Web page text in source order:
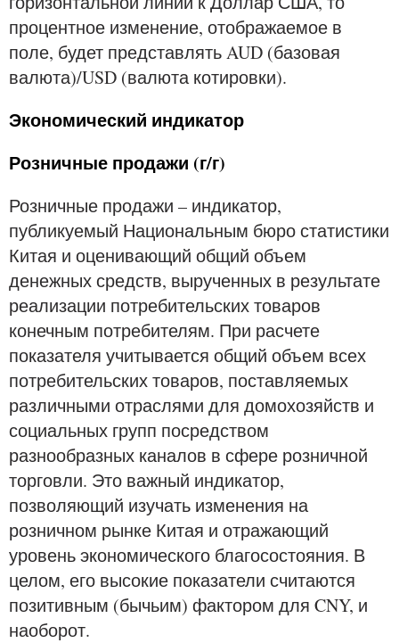
процентное изменение, отображаемое в
поле, будет представлять AUD (базовая
валюта)/USD (валюта котировки).
Экономический индикатор
Розничные продажи (г/г)
Розничные продажи – индикатор,
публикуемый Национальным бюро статистики
Китая и оценивающий общий объем
денежных средств, вырученных в результате
реализации потребительских товаров
конечным потребителям. При расчете
показателя учитывается общий объем всех
потребительских товаров, поставляемых
различными отраслями для домохозяйств и
социальных групп посредством
разнообразных каналов в сфере розничной
торговли. Это важный индикатор,
позволяющий изучать изменения на
розничном рынке Китая и отражающий
уровень экономического благосостояния. В
целом, его высокие показатели считаются
позитивным (бычьим) фактором для CNY, и
наоборот.